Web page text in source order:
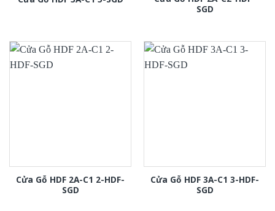
SGD
Cửa Gỗ HDF 2A-C1 2-HDF-
SGD
Cửa Gỗ HDF 3A-C1 3-HDF-
SGD